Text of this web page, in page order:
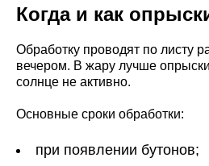
Когда и как
Обработку проводят по листу
вечером. В жару лучше
солнце не активно.
Основные сроки обработки:
при появлении бутонов;